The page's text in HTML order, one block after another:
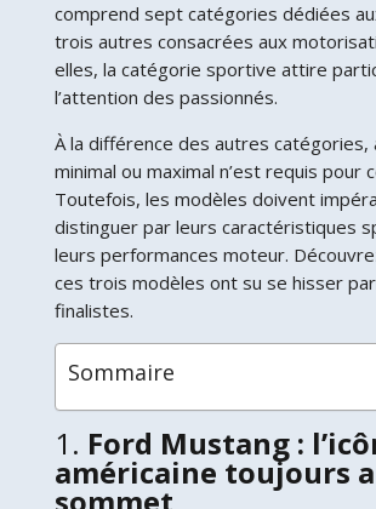
comprend sept catégories dédiées
trois autres consacrées aux
elles, la catégorie sportive attire
l’attention des passionnés.
À la différence des autres catégories,
minimal ou maximal n’est requis pour
Toutefois, les modèles doivent
distinguer par leurs caractéristiques
leurs performances moteur.
ces trois modèles ont su se hisser
finalistes.
Sommaire
1. Ford Mustang :
américaine toujours